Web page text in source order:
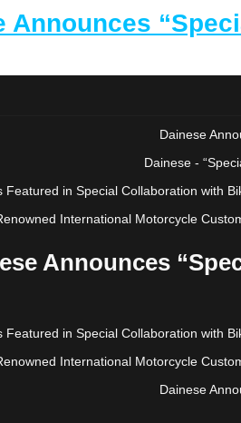
Announces
Dainese
Featured in Special Collaboration with
International Motorcycle
Announces
Featured in Special Collaboration with
International Motorcycle
Dainese